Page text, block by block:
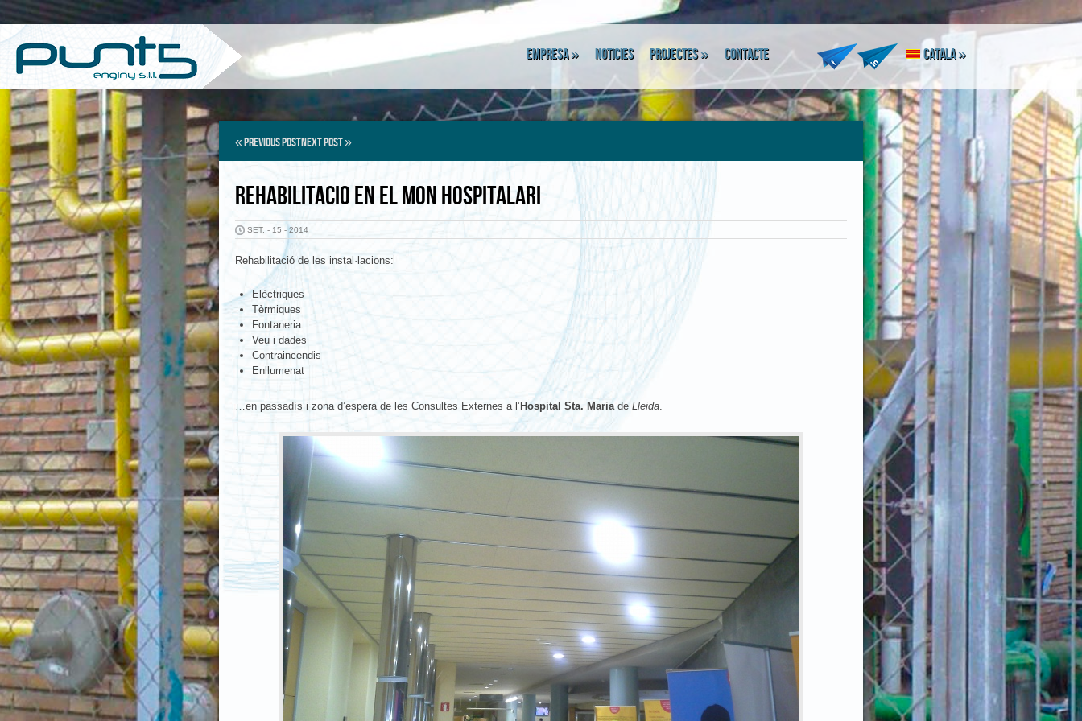
Empresa» Noticies Projectes» Contacte Catala»
«Previous PostNext Post»
REHABILITACIO EN EL MON HOSPITALARI
SET. - 15 - 2014
Rehabilitació de les instal·lacions:
E lèctriques
Tèrmiques
Fontaneria
Veu i dades
Contraincendis
Enllumenat
…en passadís i zona d’espera de les Consultes Externes a l’ Hospital Sta. Mariade Lleida.